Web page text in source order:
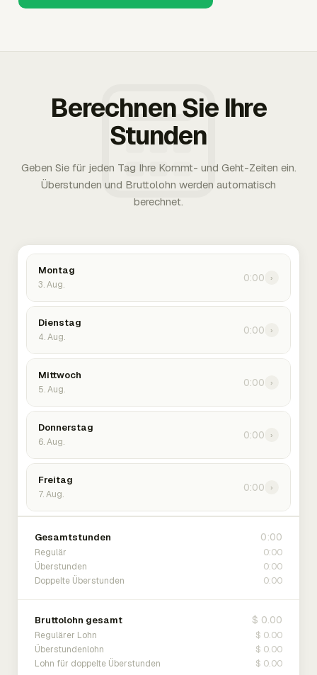
Berechnen Sie Ihre
Stunden
Geben Sie für jeden Tag Ihre Kommt- und Geht-Zeiten ein.
Überstunden und Bruttolohn werden automatisch
berechnet.
Montag
3. Aug.
0:00 ›
Dienstag
4. Aug.
0:00 ›
Mittwoch
5. Aug.
0:00 ›
Donnerstag
6. Aug.
0:00 ›
Freitag
7. Aug.
0:00 ›
Gesamtstunden 0:00
Regulär 0:00
Überstunden 0:00
Doppelte Überstunden 0:00
Bruttolohn gesamt $ 0.00
Regulärer Lohn $ 0.00
Überstundenlohn $ 0.00
Lohn für doppelte Überstunden $ 0.00